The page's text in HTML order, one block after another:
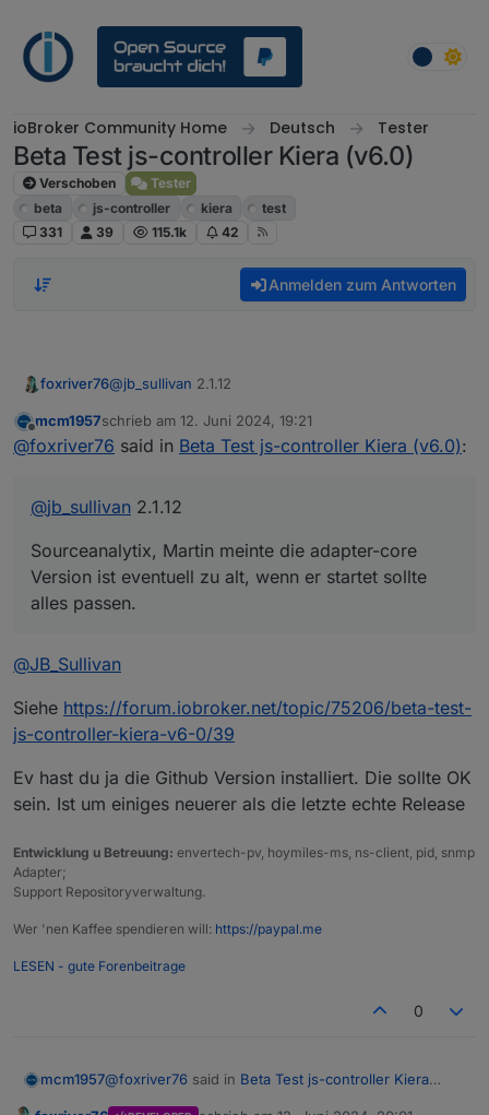
ioBroker Community Home Deutsch Tester
Beta Test js-controller Kiera (v6.0)
Verschoben
Tester
beta
js-controller kiera
test
331
39 115.1k 42
Anmelden zum Antworten
foxriver76@jb_sullivan 2.1.12
Sourceanalytix, Martin meinte die adapter-core
Version ist eventuell zu alt, wenn er startet sollte
Offline
mcm1957schrieb am 12. Juni 2024, 19:21
zuletzt editiert von
@foxriver76 said in Beta Test js-controller Kiera (v6.0):
@jb_sullivan 2.1.12
Sourceanalytix, Martin meinte die adapter-core
Version ist eventuell zu alt, wenn er startet sollte
alles passen.
@JB_Sullivan
Siehe https://forum.iobroker.net/topic/75206/beta-test-
js-controller-kiera-v6-0/39
Ev hast du ja die Github Version installiert. Die sollte OK
sein. Ist um einiges neuerer als die letzte echte Release
Entwicklung u Betreuung: envertech-pv, hoymiles-ms, ns-client, pid, snmp
Adapter;
Support Repositoryverwaltung.
Wer 'nen Kaffee spendieren will: https://paypal.me
LESEN - gute Forenbeitrage
0
mcm1957@foxriver76 said in Beta Test js-controller Kiera